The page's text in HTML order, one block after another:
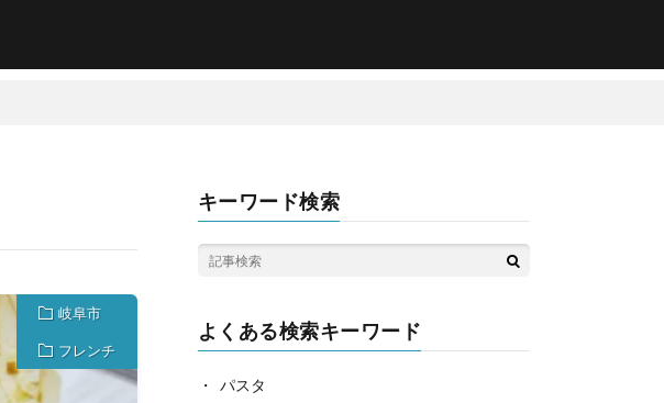
岐阜市
フレンチ
キーワード検索
よくある検索キーワード
パスタ